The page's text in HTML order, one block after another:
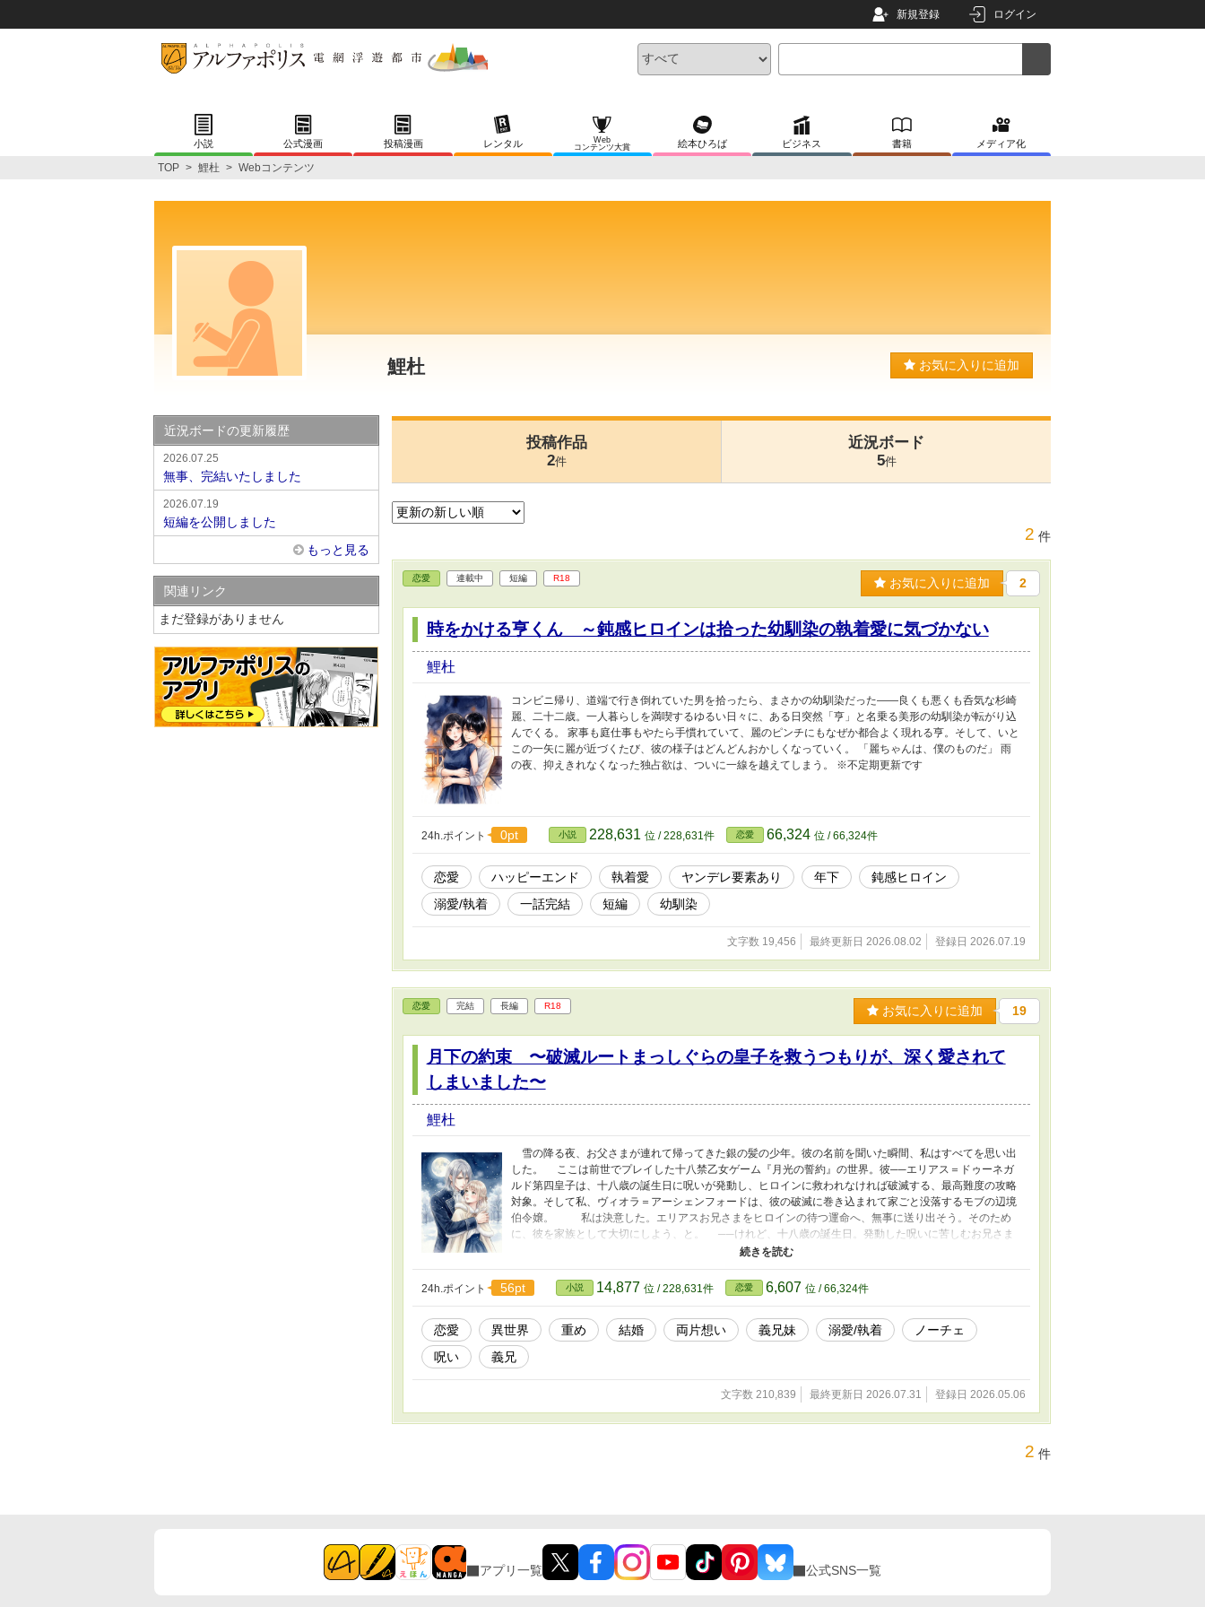
新規登録 ログイン
小説 公式漫画 投稿漫画 レンタル
Web
コンテンツ大賞
絵本ひろば ビジネス 書籍 メディア化
TOP > 鯉杜 > Webコンテンツ
鯉杜 お気に入りに追加
投稿作品
2件
近況ボード
5件
2 件
恋愛 連載中 短編 R18 お気に入りに追加 2
時をかける亨くん ～鈍感ヒロインは拾った幼馴染の執着愛に気づかない
鯉杜
コンビニ帰り、道端で行き倒れていた男を拾ったら、まさかの幼馴染だった――良くも悪くも呑気な杉崎
麗、二十二歳。一人暮らしを満喫するゆるい日々に、ある日突然「亨」と名乗る美形の幼馴染が転がり込
んでくる。 家事も庭仕事もやたら手慣れていて、麗のピンチにもなぜか都合よく現れる亨。そして、いと
この一矢に麗が近づくたび、彼の様子はどんどんおかしくなっていく。 「麗ちゃんは、僕のものだ」 雨
の夜、抑えきれなくなった独占欲は、ついに一線を越えてしまう。 ※不定期更新です
24h.ポイント 0pt 小説 228,631 位 / 228,631件 恋愛 66,324 位 / 66,324件
恋愛 ハッピーエンド 執着愛 ヤンデレ要素あり 年下
鈍感ヒロイン
溺愛/執着
一話完結 短編 幼馴染
文字数 19,456 最終更新日 2026.08.02 登録日 2026.07.19
恋愛 完結 長編 R18 お気に入りに追加 19
月下の約束 〜破滅ルートまっしぐらの皇子を救うつもりが、深く愛されて
しまいました〜
鯉杜
雪の降る夜、お父さまが連れて帰ってきた銀の髪の少年。彼の名前を聞いた瞬間、私はすべてを思い出
した。 ここは前世でプレイした十八禁乙女ゲーム『月光の誓約』の世界。彼──エリアス＝ドゥーネガ
ルド第四皇子は、十八歳の誕生日に呪いが発動し、ヒロインに救われなければ破滅する、最高難度の攻略
対象。そして私、ヴィオラ＝アーシェンフォードは、彼の破滅に巻き込まれて家ごと没落するモブの辺境
伯令嬢。 私は決意した。エリアスお兄さまをヒロインの待つ運命へ、無事に送り出そう。そのため
に、彼を家族として大切にしよう、と。 ──けれど、十八歳の誕生日。発動した呪いに苦しむお兄さま
の前で、私は身体を捧げてしまった。「これは応急処置なんだから」と自分に言い聞かせて。 それか
ら、毎月の満月の夜。書斎で、湯殿で、馬車の中で。エリアスお兄さまの執着は深くなる一方で、私の身
体は彼を忘れられなくなっていく。 「これは呪いのせい。彼が私を求めるのも、私が彼を求めるの
も、すべて呪いのせい──」 そう、信じていたのに。 ※第二章完結済。現在第三章を更新しています。
24h.ポイント 56pt 小説 14,877 位 / 228,631件 恋愛 6,607 位 / 66,324件
恋愛 異世界 重め 結婚 両片想い 義兄妹 溺愛/執着
ノーチェ
呪い
義兄
文字数 210,839 最終更新日 2026.07.31 登録日 2026.05.06
2 件
近況ボードの更新履歴
2026.07.25
無事、完結いたしました
2026.07.19
短編を公開しました
もっと見る
関連リンク
まだ登録がありません
アプリ一覧 公式SNS一覧